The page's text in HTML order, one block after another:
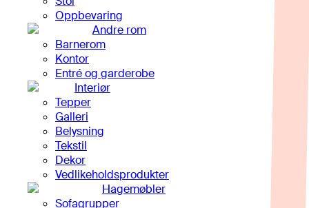
Oppbevaring
Andre rom
Barnerom
Kontor
Entré og garderobe
Interiør
Tepper
Galleri
Belysning
Tekstil
Dekor
Vedlikeholdsprodukter
Hagemøbler
Sofagrupper